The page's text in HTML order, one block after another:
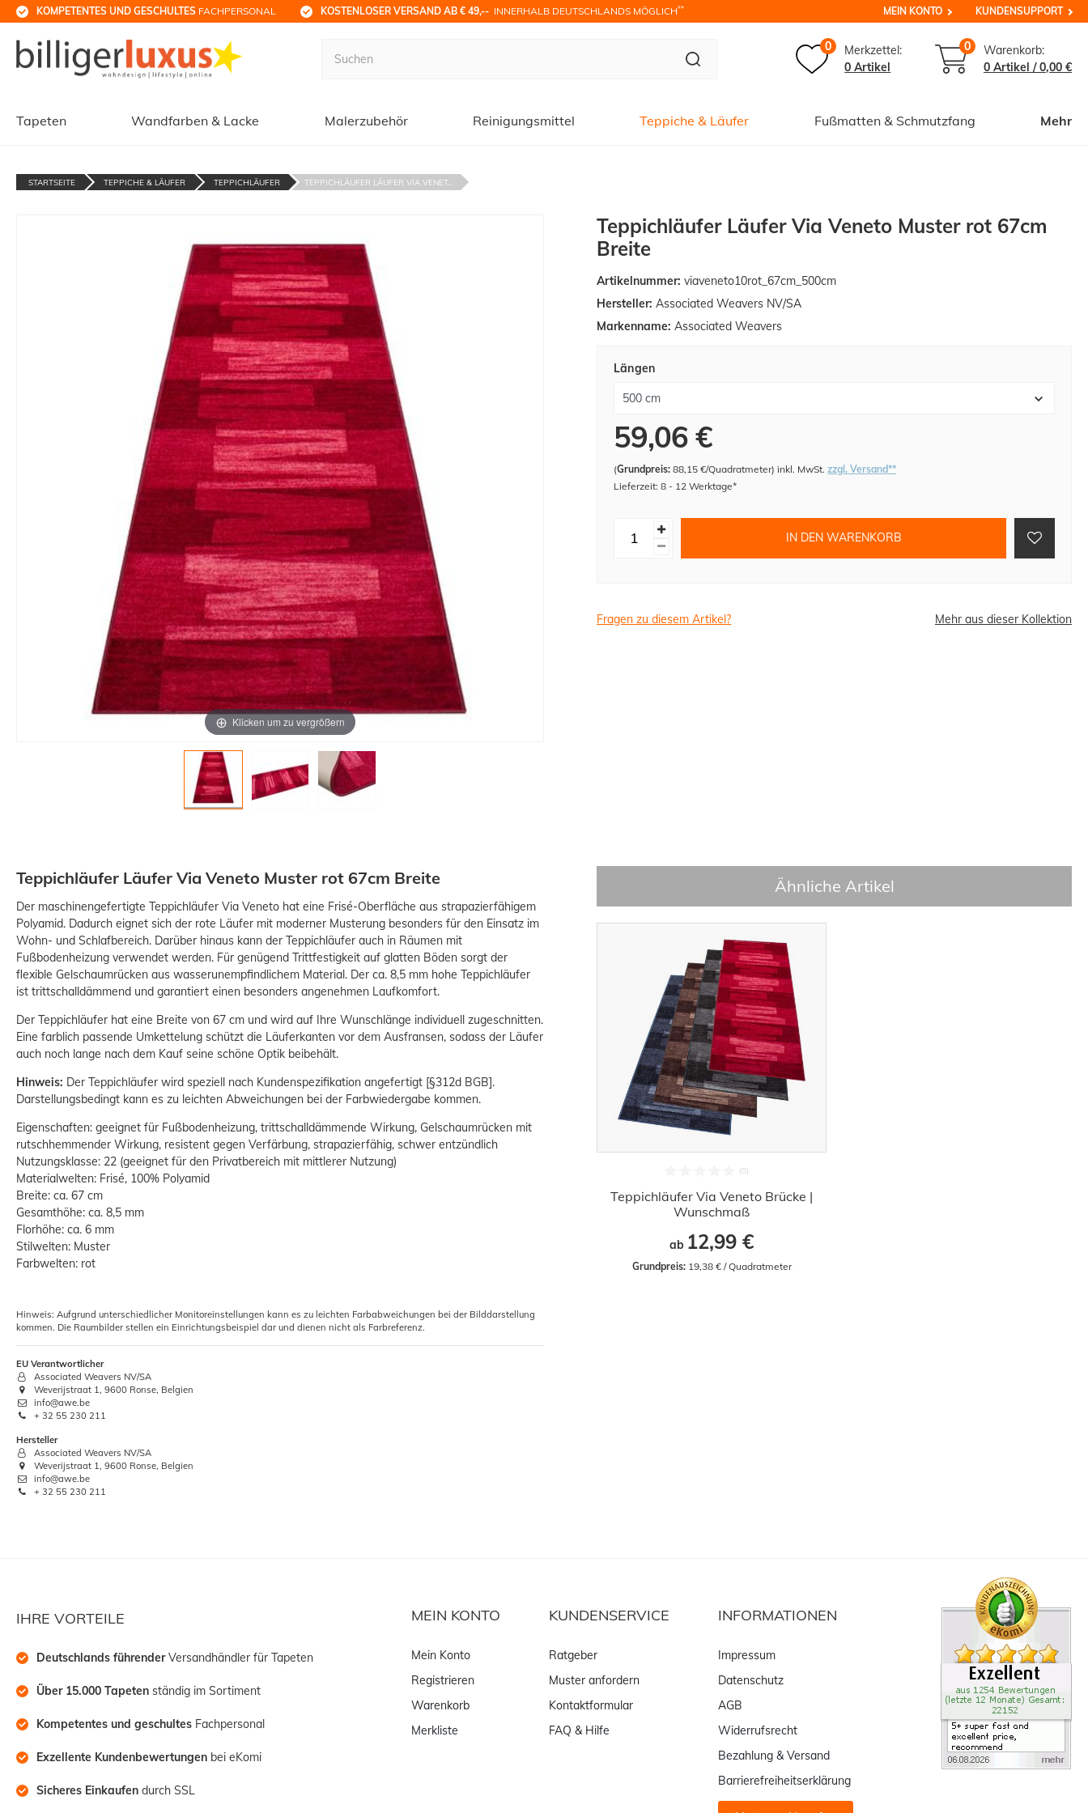
KOMPETENTES UND GESCHULTES FACHPERSONAL KOSTENLOSER VERSAND AB € 49,-- INNERHALB DEUTSCHLANDS MÖGLICH** MEIN KONTO KUNDENSUPPORT
0
Merkzettel:
0 Artikel
0
Warenkorb:
0 Artikel /0,00 €
Tapeten Wandfarben & Lacke Malerzubehör Reinigungsmittel Teppiche & Läufer Fußmatten & Schmutzfang Mehr
STARTSEITE TEPPICHE & LÄUFER TEPPICHLÄUFER TEPPICHLÄUFER LÄUFER VIA VENET...
Klicken um zu vergrößern
Teppichläufer Läufer Via Veneto Muster rot 67cm
Breite
Artikelnummer: viaveneto10rot_67cm_500cm
Hersteller: Associated Weavers NV/SA
Markenname: Associated Weavers
Längen
59,06 €
(Grundpreis: 88,15 €/Quadratmeter)inkl. MwSt.zzgl. Versand**
Lieferzeit: 8 - 12 Werktage*
IN DEN WARENKORB
Fragen zu diesem Artikel? Mehr aus dieser Kollektion
Teppichläufer Läufer Via Veneto Muster rot 67cm Breite
Der maschinengefertigte Teppichläufer Via Veneto hat eine Frisé-Oberfläche aus strapazierfähigem
Polyamid. Dadurch eignet sich der rote Läufer mit moderner Musterung besonders für den Einsatz im
Wohn- und Schlafbereich. Darüber hinaus kann der Teppichläufer auch in Räumen mit
Fußbodenheizung verwendet werden. Für genügend Trittfestigkeit auf glatten Böden sorgt der
flexible Gelschaumrücken aus wasserunempfindlichem Material. Der ca. 8,5 mm hohe Teppichläufer
ist trittschalldämmend und garantiert einen besonders angenehmen Laufkomfort.
Der Teppichläufer hat eine Breite von 67 cm und wird auf Ihre Wunschlänge individuell zugeschnitten.
Eine farblich passende Umkettelung schützt die Läuferkanten vor dem Ausfransen, sodass der Läufer
auch noch lange nach dem Kauf seine schöne Optik beibehält.
Hinweis: Der Teppichläufer wird speziell nach Kundenspezifikation angefertigt [§312d BGB].
Darstellungsbedingt kann es zu leichten Abweichungen bei der Farbwiedergabe kommen.
Eigenschaften: geeignet für Fußbodenheizung, trittschalldämmende Wirkung, Gelschaumrücken mit
rutschhemmender Wirkung, resistent gegen Verfärbung, strapazierfähig, schwer entzündlich
Nutzungsklasse: 22 (geeignet für den Privatbereich mit mittlerer Nutzung)
Materialwelten: Frisé, 100% Polyamid
Breite: ca. 67 cm
Gesamthöhe: ca. 8,5 mm
Florhöhe: ca. 6 mm
Stilwelten: Muster
Farbwelten: rot
Hinweis: Aufgrund unterschiedlicher Monitoreinstellungen kann es zu leichten Farbabweichungen bei der Bilddarstellung
kommen. Die Raumbilder stellen ein Einrichtungsbeispiel dar und dienen nicht als Farbreferenz.
EU Verantwortlicher
Associated Weavers NV/SA
Weverijstraat 1, 9600 Ronse, Belgien
info@awe.be
+ 32 55 230 211
Hersteller
Associated Weavers NV/SA
Weverijstraat 1, 9600 Ronse, Belgien
info@awe.be
+ 32 55 230 211
Ähnliche Artikel
Teppichläufer Via Veneto Brücke |
Wunschmaß
ab 12,99 €
Grundpreis: 19,38 € / Quadratmeter
IHRE VORTEILE
Deutschlands führender Versandhändler für Tapeten
Über 15.000 Tapeten ständig im Sortiment
Kompetentes und geschultes Fachpersonal
Exzellente Kundenbewertungen bei eKomi
Sicheres Einkaufen durch SSL
MEIN KONTO
Mein Konto
Registrieren
Warenkorb
Merkliste
KUNDENSERVICE
Ratgeber
Muster anfordern
Kontaktformular
FAQ & Hilfe
INFORMATIONEN
Impressum
Datenschutz
AGB
Widerrufsrecht
Bezahlung & Versand
Barrierefreiheitserklärung